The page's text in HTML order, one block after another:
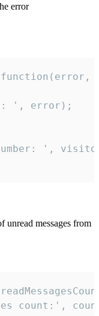
error
', error);
',
unread messages from
count:',